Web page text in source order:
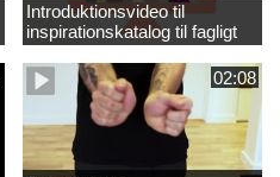
Introduktionsvideo til
inspirationskatalog til fagligt
løft
02:08